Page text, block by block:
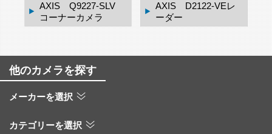
AXIS Q9227-SLV
コーナーカメラ
AXIS D2122-VEレ
ーダー
他のカメラを探す
メーカーを選択
カテゴリーを選択